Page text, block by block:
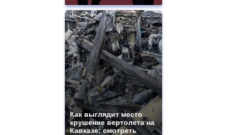
Как выглядит место
крушение вертолета на
Кавказе: смотреть